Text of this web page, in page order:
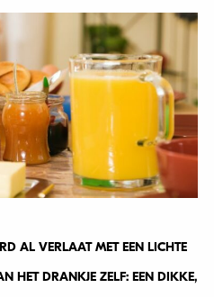
AL VERLAAT MET EEN LICHTE
HET DRANKJE ZELF: EEN DIKKE,